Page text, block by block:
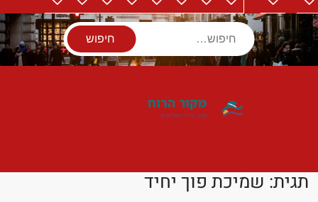
הבית וילדים חשמל קשר פרטיותנגישות
חיפוש
תגית: שמיכת פוך יחיד